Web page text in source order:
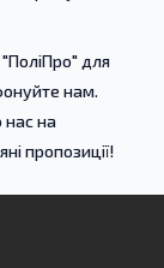
для
нам.
нас на
пропозиції!